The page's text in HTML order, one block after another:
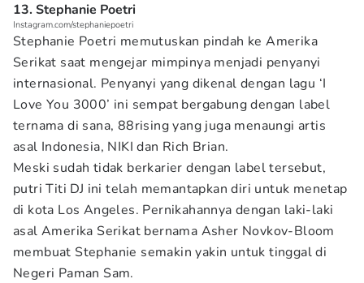
13. Stephanie Poetri
Instagram.com/stephaniepoetri
Stephanie Poetri memutuskan pindah ke Amerika
Serikat saat mengejar mimpinya menjadi penyanyi
internasional. Penyanyi yang dikenal dengan lagu ‘I
Love You 3000’ ini sempat bergabung dengan label
ternama di sana, 88rising yang juga menaungi artis
asal Indonesia, NIKI dan Rich Brian.
Meski sudah tidak berkarier dengan label tersebut,
putri Titi DJ ini telah memantapkan diri untuk menetap
di kota Los Angeles. Pernikahannya dengan laki-laki
asal Amerika Serikat bernama Asher Novkov-Bloom
membuat Stephanie semakin yakin untuk tinggal di
Negeri Paman Sam.